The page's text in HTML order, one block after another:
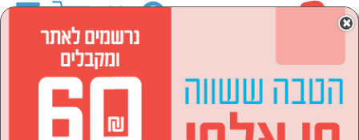
צעצועים ומשחקים
ספורט ומשחקים מחוץ לבית
ספורט ומשחקים מחוץ לבית
נמצאו 8 מוצרי ספורט ומשחקים מחוץ לבית
מיון: הפופולרים ביותר
×